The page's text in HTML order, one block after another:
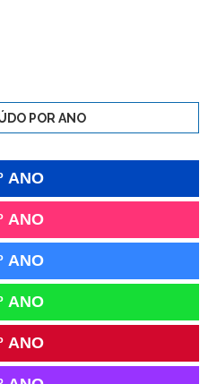
POR ANO
ANO
ANO
ANO
ANO
ANO